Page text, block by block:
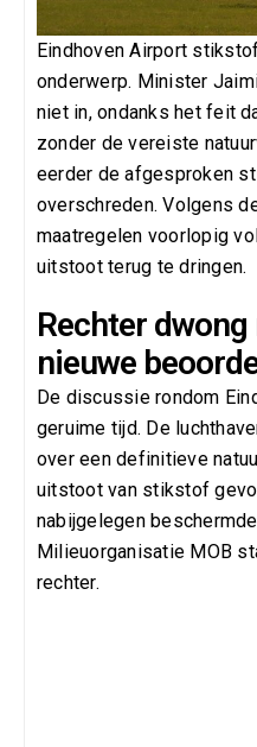
Eindhoven Airport
onderwerp. Minister
niet in, ondanks het feit
zonder de vereiste
eerder de afgesproken
overschreden. Volgens
maatregelen voorlopig
uitstoot terug te dringen.
Rechter
nieuwe
De discussie rondom
geruime tijd. De
over een definitieve
uitstoot van stikstof
nabijgelegen
Milieuorganisatie MOB
rechter.